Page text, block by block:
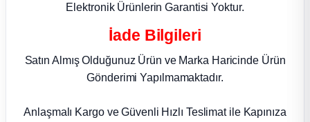
Parça
Elektronik Ürünlerin Garantisi Yoktur.
İade Bilgileri
Satın Almış Olduğunuz Ürün ve Marka Haricinde Ürün
Gönderimi Yapılmamaktadır.
Anlaşmalı Kargo ve Güvenli Hızlı Teslimat ile Kapınıza